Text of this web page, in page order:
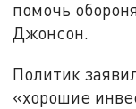
помочь
Джонсон.
Политик
«хорошие